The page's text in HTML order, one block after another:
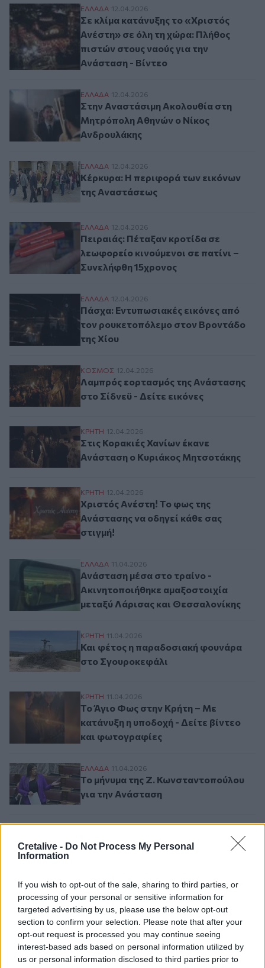
Cretalive - Do Not Process My Personal
Information
If you wish to opt-out of the sale, sharing to third parties, or
processing of your personal or sensitive information for
targeted advertising by us, please use the below opt-out
section to confirm your selection. Please note that after your
opt-out request is processed you may continue seeing
interest-based ads based on personal information utilized by
us or personal information disclosed to third parties prior to
Σε κλίμα κατάνυξης το «Χριστός
ΕΛΛAΔΑ 12.04.2026
Σε κλίμα κατάνυξης το «Χριστός
Ανέστη» σε όλη τη χώρα: Πλήθος
πιστών στους ναούς για την
Ανάσταση - Βίντεο
Στην Αναστάσιμη Ακολουθία στη
ΕΛΛAΔΑ 12.04.2026
Στην Αναστάσιμη Ακολουθία στη
Μητρόπολη Αθηνών ο Νίκος
Ανδρουλάκης
Κέρκυρα: Η περιφορά των εικόνων της
ΕΛΛAΔΑ 12.04.2026
Κέρκυρα: Η περιφορά των εικόνων
της Αναστάσεως
Πειραιάς: Πέταξαν κροτίδα σε
ΕΛΛAΔΑ 12.04.2026
Πειραιάς: Πέταξαν κροτίδα σε
λεωφορείο κινούμενοι σε πατίνι –
Συνελήφθη 15χρονος
Πάσχα: Εντυπωσιακές εικόνες από τον
ΕΛΛAΔΑ 12.04.2026
Πάσχα: Εντυπωσιακές εικόνες από
τον ρουκετοπόλεμο στον Βροντάδο
της Χίου
Λαμπρός εορτασμός της Ανάστασης στο
ΚΟΣΜΟΣ 12.04.2026
Λαμπρός εορτασμός της Ανάστασης
στο Σίδνεϋ - Δείτε εικόνες
Στις Κορακιές Χανίων έκανε Ανάσταση ο
ΚΡΗΤΗ 12.04.2026
Στις Κορακιές Χανίων έκανε
Ανάσταση ο Κυριάκος Μητσοτάκης
Χριστός Ανέστη! Το φως της Ανάστασης
ΚΡΗΤΗ 12.04.2026
Χριστός Ανέστη! Το φως της
Ανάστασης να οδηγεί κάθε σας
στιγμή!
Ανάσταση μέσα στο τραίνο -
ΕΛΛAΔΑ 11.04.2026
Ανάσταση μέσα στο τραίνο -
Ακινητοποιήθηκε αμαξοστοιχία
μεταξύ Λάρισας και Θεσσαλονίκης
Και φέτος η παραδοσιακή φουνάρα στο
ΚΡΗΤΗ 11.04.2026
Και φέτος η παραδοσιακή φουνάρα
στο Σγουροκεφάλι
Το Άγιο Φως στην Κρήτη – Με κατάνυξη η
ΚΡΗΤΗ 11.04.2026
Το Άγιο Φως στην Κρήτη – Με
κατάνυξη η υποδοχή - Δείτε βίντεο
και φωτογραφίες
Το μήνυμα της Ζ. Κωνσταντοπούλου για
ΕΛΛAΔΑ 11.04.2026
Το μήνυμα της Ζ. Κωνσταντοπούλου
για την Ανάσταση
Σελιδοποίηση
Προηγούμενη σελίδα
Current page
1 Next page
Ροή ειδήσεων Δημοφιλή
09:59